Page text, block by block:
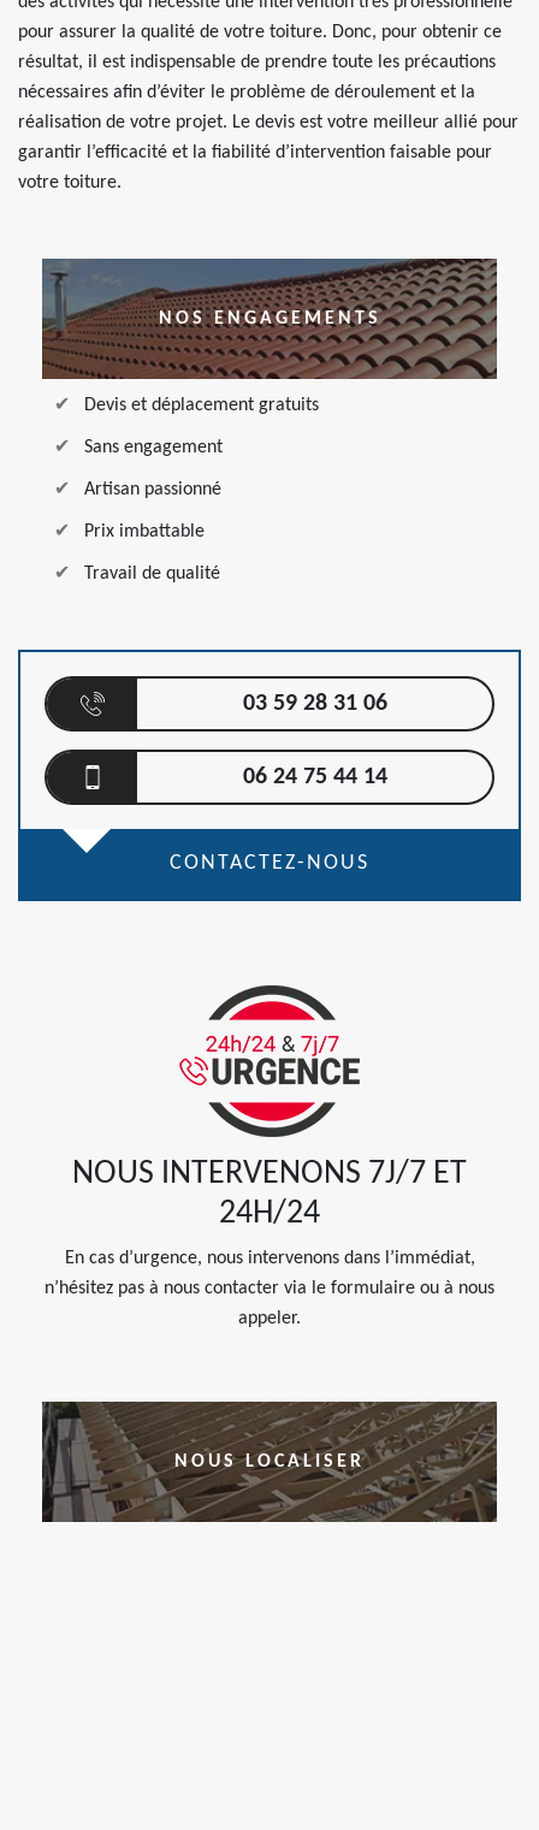
pour assurer la qualité de votre toiture. Donc, pour obtenir ce
résultat, il est indispensable de prendre toute les précautions
nécessaires afin d’éviter le problème de déroulement et la
réalisation de votre projet. Le devis est votre meilleur allié pour
garantir l’efficacité et la fiabilité d’intervention faisable pour
votre toiture.
NOS ENGAGEMENTS
Devis et déplacement gratuits
Sans engagement
Artisan passionné
Prix imbattable
Travail de qualité
03 59 28 31 06
06 24 75 44 14
CONTACTEZ-NOUS
NOUS INTERVENONS 7J/7 ET
24H/24
En cas d’urgence, nous intervenons dans l’immédiat,
n’hésitez pas à nous contacter via le formulaire ou à nous
appeler.
NOUS LOCALISER